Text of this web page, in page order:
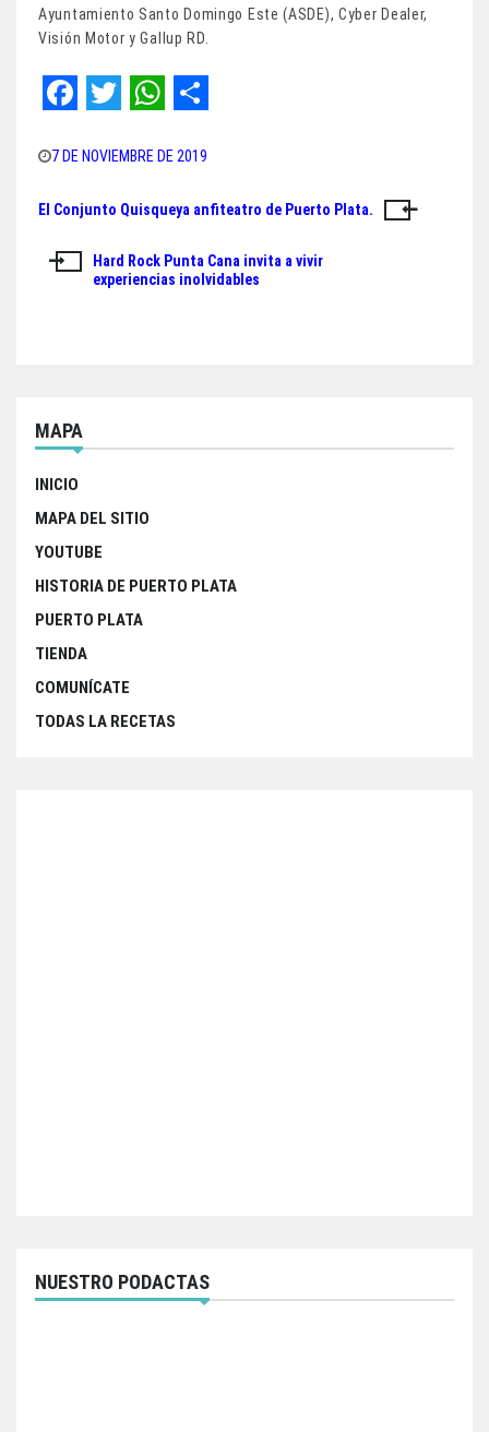
Ayuntamiento Santo Domingo Este (ASDE), Cyber Dealer,
Visión Motor y Gallup RD.
a
c
b
w
i
t
h
a
s
h
a
r
e
7 DE NOVIEMBRE DE 2019
Navegación
de
entradas
El Conjunto Quisqueya anfiteatro de Puerto Plata.
Hard Rock Punta Cana invita a vivir
experiencias inolvidables
MAPA
INICIO
MAPA DEL SITIO
YOUTUBE
HISTORIA DE PUERTO PLATA
PUERTO PLATA
TIENDA
COMUNÍCATE
TODAS LA RECETAS
NUESTRO PODACTAS